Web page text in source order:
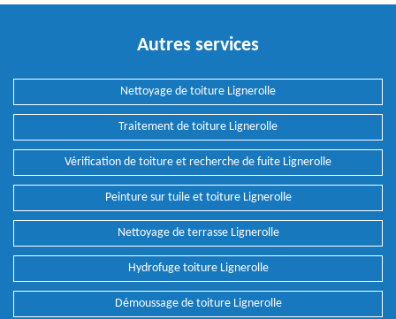
Autres services
Nettoyage de toiture Lignerolle
Traitement de toiture Lignerolle
Vérification de toiture et recherche de fuite Lignerolle
Peinture sur tuile et toiture Lignerolle
Nettoyage de terrasse Lignerolle
Hydrofuge toiture Lignerolle
Démoussage de toiture Lignerolle